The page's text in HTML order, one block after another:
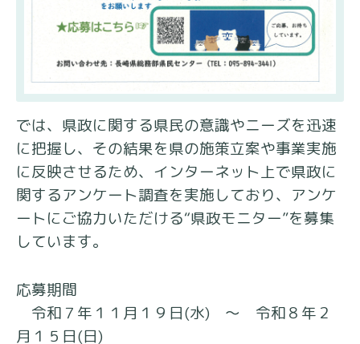
では、県政に関する県民の意識やニーズを迅速
に把握し、その結果を県の施策立案や事業実施
に反映させるため、インターネット上で県政に
関するアンケート調査を実施しており、アンケ
ートにご協力いただける“県政モニター”を募集
しています。
応募期間
令和７年１１月１９日(水) ～ 令和８年２
月１５日(日)